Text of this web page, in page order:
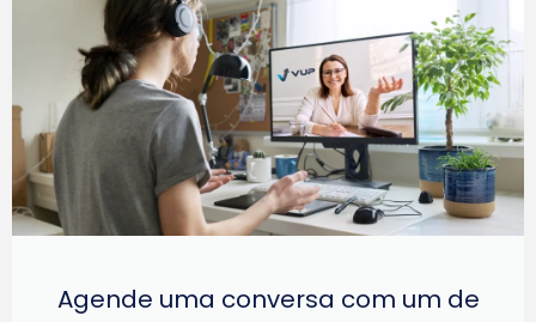
Agende uma conversa com um de